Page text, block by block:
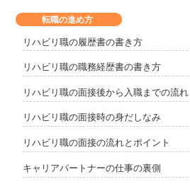
転職の進め方
リハビリ職の履歴書の書き方
リハビリ職の職務経歴書の書き方
リハビリ職の面接後から入職までの流れ
リハビリ職の面接時の身だしなみ
リハビリ職の面接の流れとポイント
キャリアパートナーの仕事の裏側